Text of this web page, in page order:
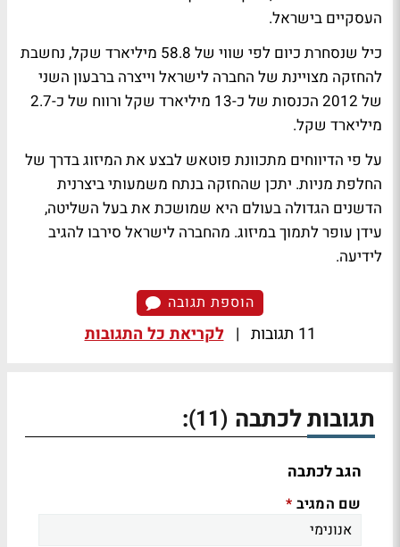
העסקיים בישראל.
כיל שנסחרת כיום לפי שווי של 58.8 מיליארד שקל, נחשבת
להחזקה מצויינת של החברה לישראל וייצרה ברבעון השני
של 2012 הכנסות של כ-13 מיליארד שקל ורווח של כ-2.7
מיליארד שקל.
על פי הדיווחים מתכוונת פוטאש לבצע את המיזוג בדרך של
החלפת מניות. יתכן שהחזקה בנתח משמעותי ביצרנית
הדשנים הגדולה בעולם היא שמושכת את בעל השליטה,
עידן עופר לתמוך במיזוג. מהחברה לישראל סירבו להגיב
לידיעה.
הוספת תגובה
11 תגובות | לקריאת כל התגובות
תגובות לכתבה (11)
:
הגב לכתבה
שם המגיב *